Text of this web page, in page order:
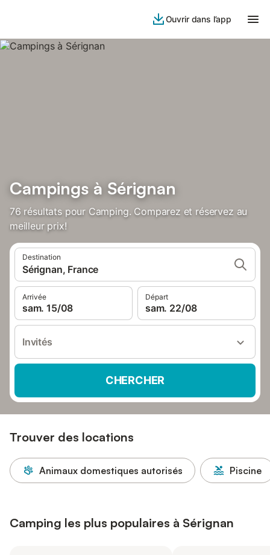
Ouvrir dans l’app
Campings à Sérignan
76 résultats pour Camping. Comparez et réservez au
meilleur prix!
Destination
Sérignan, France
Arrivée
sam. 15/08
Départ
sam. 22/08
Invités
CHERCHER
Trouver des locations
Animaux domestiques autorisés Piscine
Camping les plus populaires à Sérignan